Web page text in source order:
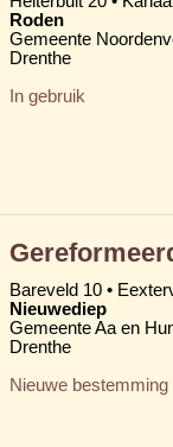
Roden
Gemeente
Drenthe
In gebruik
Bareveld 10 •
Nieuwediep
Gemeente Aa en
Drenthe
Nieuwe bestemming